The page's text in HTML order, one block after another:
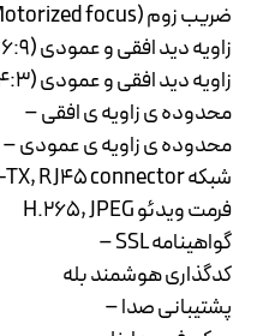
ضریب زوم 2.5x (Motorized zoom / Motorized focus)
زاویه دید افقی و عمودی (16:9) H: 44-102 deg. V: 24-56 deg
زاویه دید افقی و عمودی (4:3) H: 36-84 deg. V: 27-63 deg.
محدوده ی زاویه ی افقی –
محدوده ی زاویه ی عمودی –
شبکه IF 10Base-T, 100Base-TX, RJ45 connector
فرمت ویدئو H.265, JPEG
گواهینامه SSL –
کدگذاری هوشمند بله
پشتیبانی صدا –